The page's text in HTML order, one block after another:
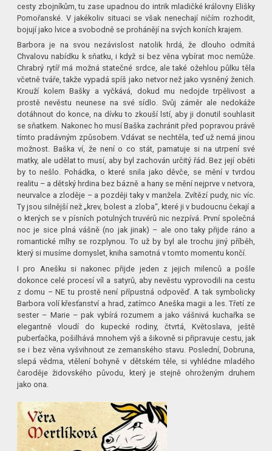
cesty zbojníkům, tu zase upadnou do intrik mladičké královny Elišky
Pomořanské. V jakékoliv situaci se však nenechají ničím rozhodit,
bojují jako lvice a svobodně se prohánějí na svých koních krajem.
Barbora je na svou nezávislost natolik hrdá, že dlouho odmítá
Chvalovu nabídku k sňatku, i když si bez věna vybírat moc nemůže.
Chrabrý rytíř má možná statečné srdce, ale také ožehlou půlku těla
včetně tváře, takže vypadá spíš jako netvor než jako vysněný ženich.
Krouží kolem Bašky a vyčkává, dokud mu nedojde trpělivost a
prostě nevěstu neunese na své sídlo. Svůj záměr ale nedokáže
dotáhnout do konce, na dívku to zkouší lstí, aby ji donutil souhlasit
se sňatkem. Nakonec ho musí Baška zachránit před popravou právě
tímto pradávným způsobem. Vdávat se nechtěla, teď už nemá jinou
možnost. Baška ví, že není o co stát, pamatuje si na utrpení své
matky, ale udělat to musí, aby byl zachován určitý řád. Bez její oběti
by to nešlo. Pohádka, o které snila jako děvče, se mění v tvrdou
realitu – a dětský hrdina bez bázně a hany se mění nejprve v netvora,
neurvalce a zloděje – a později taky v manžela. Zvítězí pudy, nic víc.
Ty jsou silnější než „krev, bolest a zloba“, které ji v budoucnu čekají a
o kterých se v písních potulných truvérů nic nezpívá. První společná
noc je sice plná vášně (no jak jinak) – ale ono taky přijde ráno a
romantické mlhy se rozplynou. To už by byl ale trochu jiný příběh,
který si musíme domyslet, kniha samotná v tomto momentu končí.
I pro Anešku si nakonec přijde jeden z jejich milenců a pošle
dokonce celé procesí víl a satyrů, aby nevěstu vyprovodili na cestu
z domu – NE tu prostě není přípustná odpověď. A tak symbolicky
Barbora volí křesťanství a hrad, zatímco Aneška magii a les. Třetí ze
sester – Marie – pak vybírá rozumem a jako vášnivá kuchařka se
elegantně vloudí do kupecké rodiny, čtvrtá, Květoslava, ještě
puberťačka, pošilhává mnohem výš a šikovně si připravuje cestu, jak
se i bez věna vyšvihnout ze zemanského stavu. Poslední, Dobruna,
slepá vědma, vtělení bohyně v dětském těle, si vyhlédne mladého
čaroděje židovského původu, který je stejně ohroženým druhem
jako ona.